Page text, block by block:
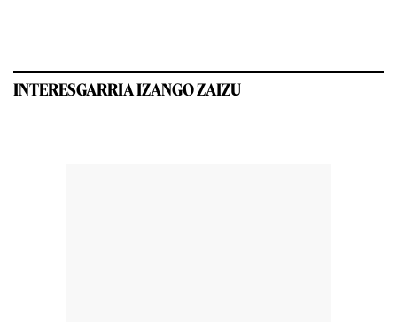
INTERESGARRIA IZANGO ZAIZU